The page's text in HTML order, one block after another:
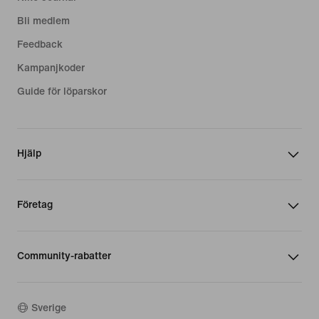
Bli medlem
Feedback
Kampanjkoder
Guide för löparskor
Hjälp
Företag
Community-rabatter
Sverige